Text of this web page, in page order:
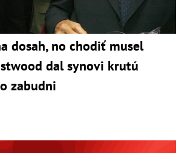
dosah, no chodiť musel
dal synovi krutú
zabudni